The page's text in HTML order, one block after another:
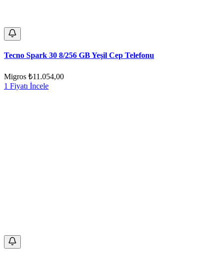
Tecno Spark 30 8/256 GB Yeşil Cep Telefonu
Migros ₺11.054,00
1 Fiyatı İncele